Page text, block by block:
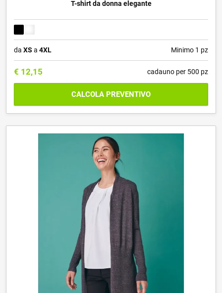
T-shirt da donna elegante
da XS a 4XL Minimo 1 pz
€ 12,15 cadauno per 500 pz
CALCOLA PREVENTIVO